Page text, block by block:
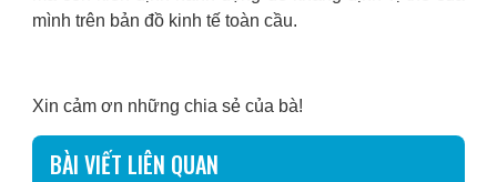
mình trên bản đồ kinh tế toàn cầu.
Xin cảm ơn những chia sẻ của bà!
BÀI VIẾT LIÊN QUAN